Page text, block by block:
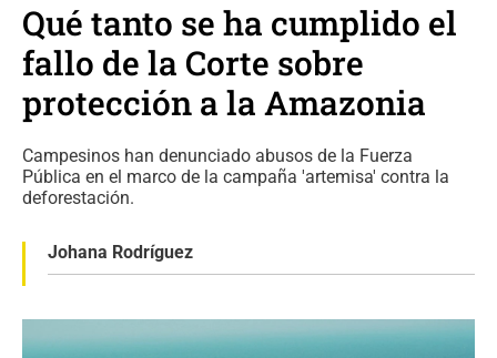
Qué tanto se ha cumplido el
fallo de la Corte sobre
protección a la Amazonia
Campesinos han denunciado abusos de la Fuerza
Pública en el marco de la campaña 'artemisa' contra la
deforestación.
Johana Rodríguez